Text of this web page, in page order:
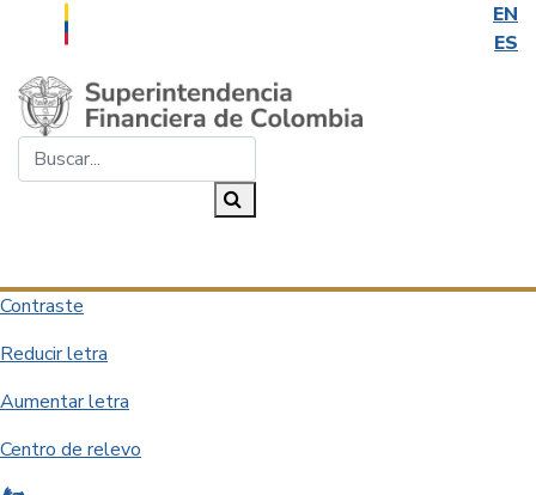
EN
ES
Saltar al contenido principal
Contraste
Reducir letra
Aumentar letra
Centro de relevo